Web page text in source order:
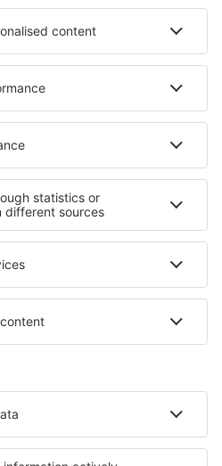
in Novyy Milyatin
Unterkunft in Meyssac
Unterkunft in Livigno
Unterkunft beim Comer See
Unterkunft im Stubaital
Unterkunft in Marsa Alam Region
auf Bali